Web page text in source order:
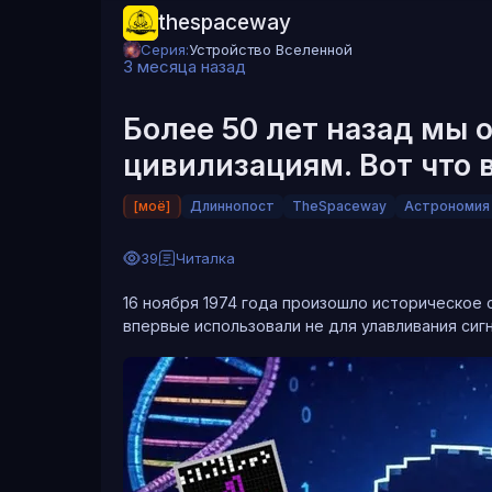
Проект давно вышел за рамки академической
40 тысяч добровольцев: каждый может
аномалий. За время работы через группу
© carnegiescience.edu
И, конечно, если метод докажет свою
алгоритмы могут пригодиться при изучении
Энцелада и Титана прямо на месте. В поиске
thespaceway
Серия:Устройство Вселенной
3 месяца назад
Более 50 лет назад мы
цивилизациям. Вот что
[моё] Длиннопост TheSpaceway Астрономия
39 Читалка
16 ноября 1974 года произошло
впервые использовали не для улавливания